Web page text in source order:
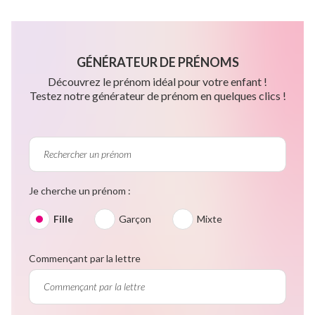
GÉNÉRATEUR DE PRÉNOMS
Découvrez le prénom idéal pour votre enfant !
Testez notre générateur de prénom en quelques clics !
Je cherche un prénom :
Fille Garçon Mixte
Commençant par la lettre